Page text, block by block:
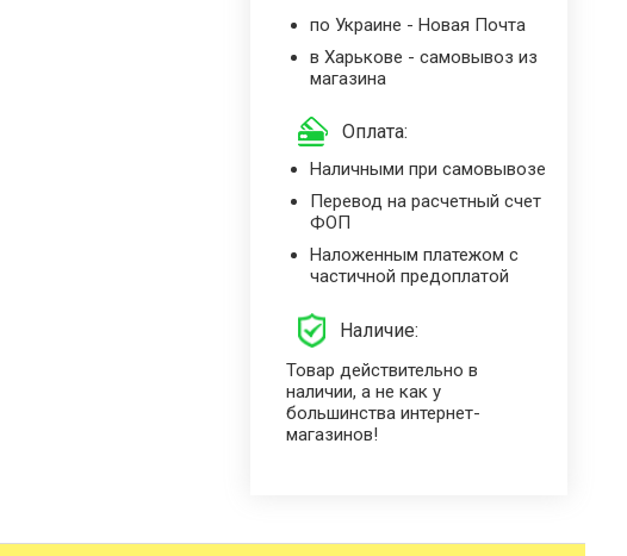
по Украине - Новая Почта
в Харькове - самовывоз из
магазина
Оплата:
Наличными при самовывозе
Перевод на расчетный счет
ФОП
Наложенным платежом с
частичной предоплатой
Наличие:
Товар действительно в
наличии, а не как у
большинства интернет-
магазинов!